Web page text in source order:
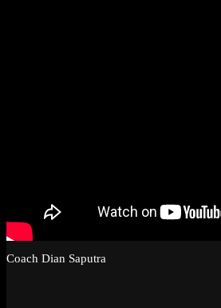
Coach Dian Saputra